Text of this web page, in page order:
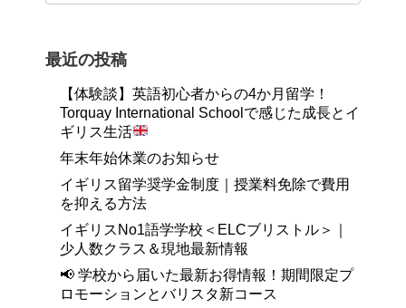
最近の投稿
【体験談】英語初心者からの4か月留学！
Torquay International Schoolで感じた成長とイ
ギリス生活
年末年始休業のお知らせ
イギリス留学奨学金制度｜授業料免除で費用
を抑える方法
イギリスNo1語学学校＜ELCブリストル＞｜
少人数クラス＆現地最新情報
📢 学校から届いた最新お得情報！期間限定プ
ロモーションとバリスタ新コース